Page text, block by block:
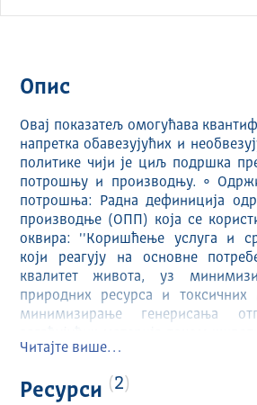
Опис
Овај показатељ омогућава
напретка обавезујућих и
политике чији је циљ подршка
потрошњу и производњу. •
потрошња: Радна дефиниција
производње (ОПП) која се
оквира: ''Коришћење услуга и
који реагују на основне
квалитет живота, уз
природних ресурса и токсичних
минимизирање генерисања
или производа, како не би
генерације.'' • Политика: Кроз
и специфичан контекст,
Читајте више…
Ресурси 2